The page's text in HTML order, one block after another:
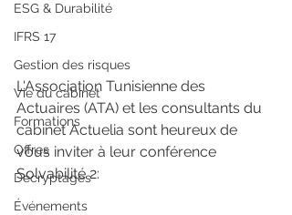
ESG & Durabilité
IFRS 17
Gestion des risques
Vie du cabinet
Formations
Offres
Décryptages
Événements
L'Association Tunisienne des
Actuaires (ATA) et les consultants du
cabinet Actuelia sont heureux de
vous inviter à leur conférence
Solvabilité 2: